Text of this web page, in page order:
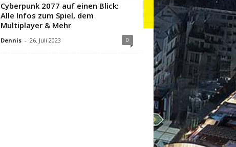
Cyberpunk 2077 auf einen Blick:
Alle Infos zum Spiel, dem
Multiplayer & Mehr
Dennis - 26. Juli 2023 0